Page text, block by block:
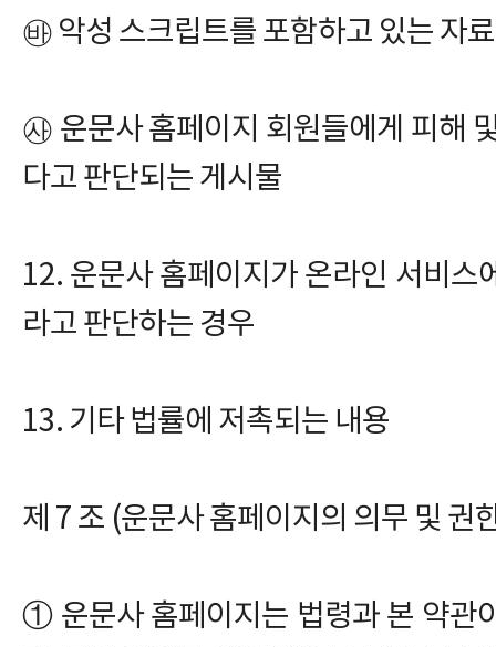
㉳ 악성 스크립트를 포함하고 있는 자료
㉴ 운문사 홈페이지 회원들에게 피해
다고 판단되는 게시물
12. 운문사 홈페이지가 온라인 서비스
라고 판단하는 경우
13. 기타 법률에 저촉되는 내용
제 7 조 (운문사 홈페이지의 의무 및 권
① 운문사 홈페이지는 법령과 본 약관